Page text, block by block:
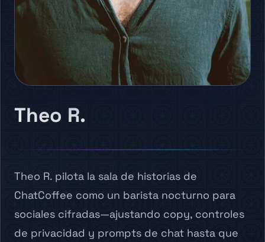
Theo R.
Theo R. pilota la sala de historias de
ChatCoffee como un barista nocturno para
sociales cifradas—ajustando copy, controles
de privacidad y prompts de chat hasta que